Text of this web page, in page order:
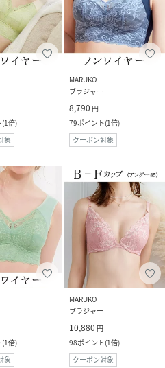
(1倍)
象
MARUKO
ブラジャー
8,790 円
79ポイント(1倍)
クーポン対象
(1倍)
象
MARUKO
ブラジャー
10,880 円
98ポイント(1倍)
クーポン対象